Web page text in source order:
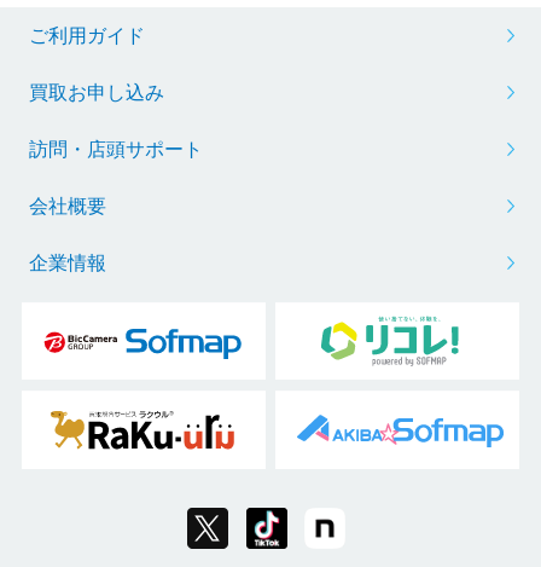
ご利用ガイド
買取お申し込み
訪問・店頭サポート
会社概要
企業情報